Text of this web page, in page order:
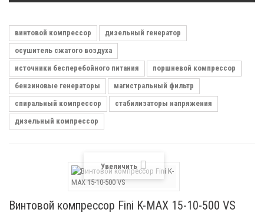
винтовой компрессор
дизельный генератор
осушитель сжатого воздуха
источники бесперебойного питания
поршневой компрессор
бензиновые генераторы
магистральный фильтр
спиральный компрессор
стабилизаторы напряжения
дизельный компрессор
Увеличить
Винтовой компрессор Fini K-MAX 15-10-500 VS